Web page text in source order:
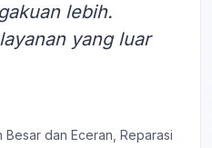
lebih.
yang luar
dan Eceran, Reparasi